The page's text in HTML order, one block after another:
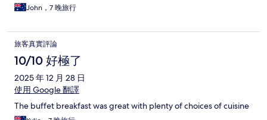
John，7 晚旅行
旅客真實評論
10/10 好極了
2025 年 12 月 28 日
使用 Google 翻譯
The buffet breakfast was great with plenty of choices of cuisine